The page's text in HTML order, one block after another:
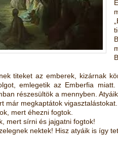
titeket az emberek, kizárnak
emlegetik az Emberfia
részesültök a mennyben.
már megkaptátok vigasztalástokat.
mert éhezni fogtok.
mert sírni és jajgatni fogtok!
nektek! Hisz atyáik is így